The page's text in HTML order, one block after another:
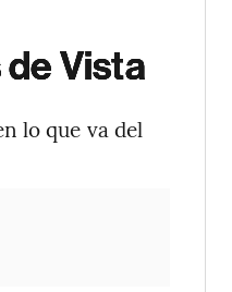
Vista
lo que va del